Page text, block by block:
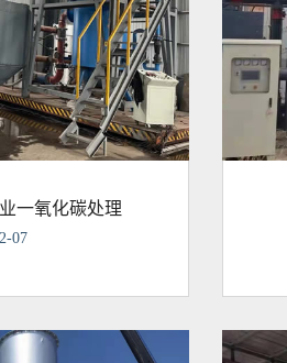
一氧化碳处理
07